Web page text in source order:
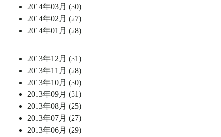
2014年03月 (30)
2014年02月 (27)
2014年01月 (28)
2013年12月 (31)
2013年11月 (28)
2013年10月 (30)
2013年09月 (31)
2013年08月 (25)
2013年07月 (27)
2013年06月 (29)